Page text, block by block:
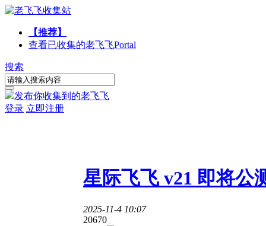
【推荐】
查看已收集的老飞飞Portal
搜索
发布你收集到的老飞飞
登录 立即注册
星际飞飞 v21 即将公
2025-11-4 10:07
20670